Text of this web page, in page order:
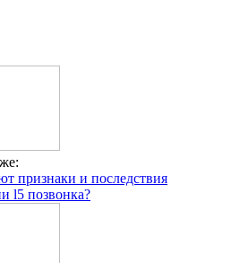
признаки и последствия
l5 позвонка?